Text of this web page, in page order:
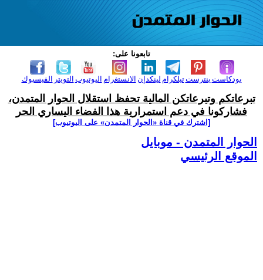
تابعونا على:
الفيسبوك التويتر اليوتيوب الانستغرام لينكدإن تيلكرامبنترست بودكاست
تبرعاتكم وتبرعاتكن المالية تحفظ استقلال الحوار المتمدن،
فشاركونا في دعم استمرارية هذا الفضاء اليساري الحر
[اشترك في قناة ‫«الحوار المتمدن» على اليوتيوب]
الحوار المتمدن - موبايل
الموقع الرئيسي